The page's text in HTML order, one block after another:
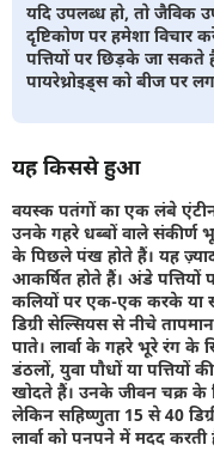
यदि उपलब्ध हो, तो जैविक
दृष्टिकोण पर हमेशा
पत्तियों पर छिड़के जा सकते
पायरेथ्रोइड्स को बीज पर
यह किससे हुआ
वयस्क पतंगों का एक लंबे
उनके गहरे धब्बों वाले संकीर्ण
के पिछले पंख होते हैं। यह
आकर्षित होते हैं। अंडे पत्तियों
कलियों पर एक-एक करके या
डिग्री सेल्सियस से नीचे
पाते। लार्वा के गहरे भूरे रंग के
डंठलों, युवा पौधों या
खोदते हैं। उनके जीवन चक्र के
लेकिन सहिष्णुता 15 से 40
लार्वा को पनपने में मदद करती